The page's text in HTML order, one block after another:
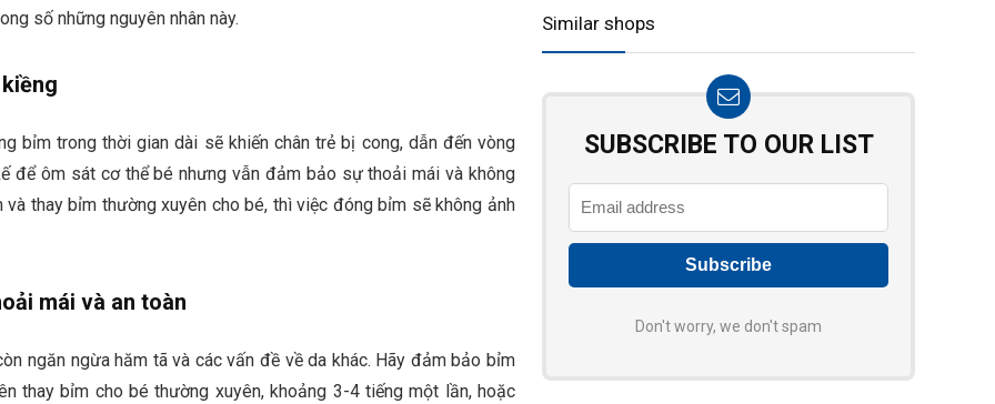
số những nguyên nhân này.
bỉm trong thời gian dài sẽ khiến chân trẻ bị cong, dẫn đến vòng
để ôm sát cơ thể bé nhưng vẫn đảm bảo sự thoải mái và không
thay bỉm thường xuyên cho bé, thì việc đóng bỉm sẽ không ảnh
mái và an toàn
ngăn ngừa hăm tã và các vấn đề về da khác. Hãy đảm bảo bỉm
thay bỉm cho bé thường xuyên, khoảng 3-4 tiếng một lần, hoặc
Similar shops
SUBSCRIBE TO OUR LIST
Don't worry, we don't spam